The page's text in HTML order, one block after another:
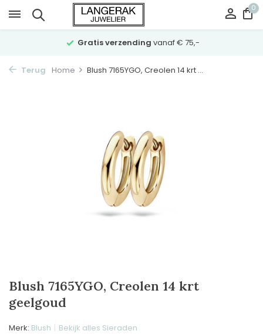
0
Gratis verzending vanaf € 75,-
Terug Home Blush 7165YGO, Creolen 14 krt ...
Blush 7165YGO, Creolen 14 krt
geelgoud
Merk: Blush Bekijk alles Sieraden